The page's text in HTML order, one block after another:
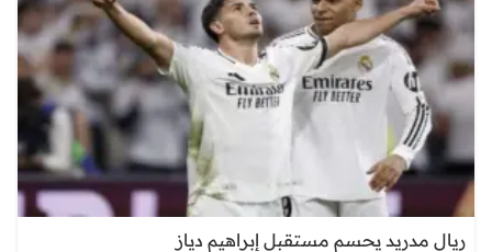
ريال مدريد يحسم مستقبل إبراهيم دياز